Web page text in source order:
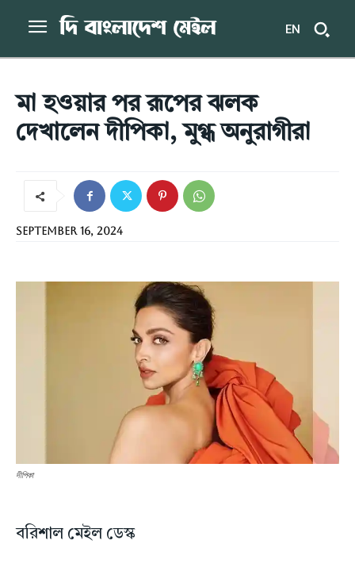
EN
মা হওয়ার পর রূপের ঝলক
দেখালেন দীপিকা, মুগ্ধ অনুরাগীরা
September 16, 2024
দীপিকা
বরিশাল মেইল ডেস্ক